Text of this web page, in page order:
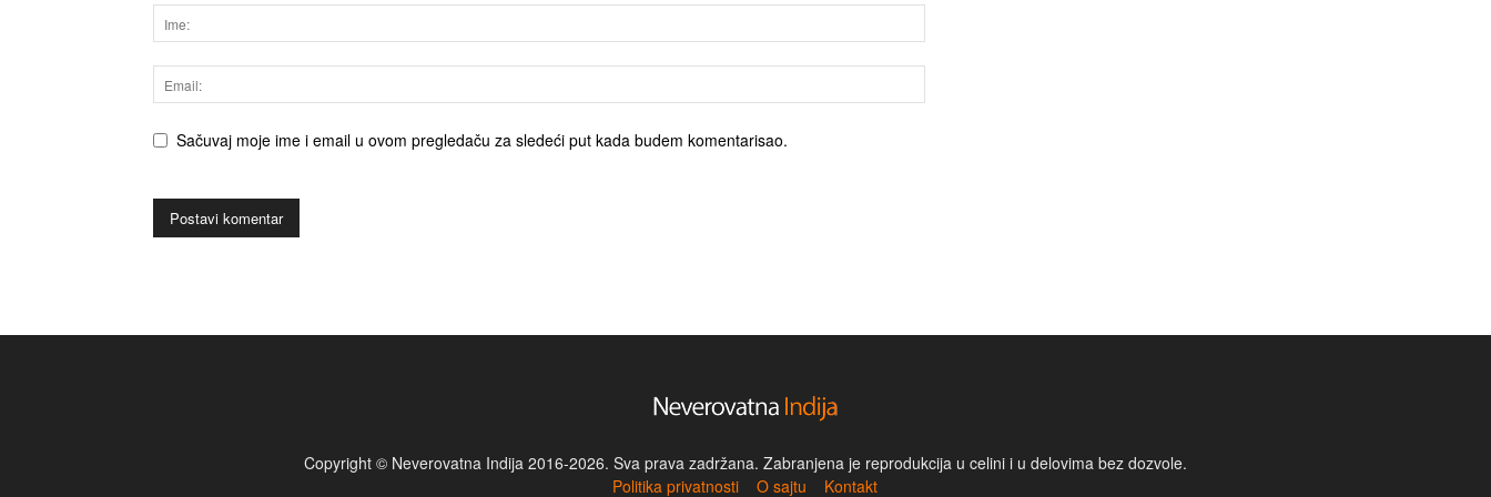
Sačuvaj moje ime i email u ovom pregledaču za sledeći put kada budem komentarisao.
Copyright © Neverovatna Indija 2016-2026. Sva prava zadržana. Zabranjena je reprodukcija u celini i u delovima bez dozvole.
Politika privatnosti
O sajtu Kontakt